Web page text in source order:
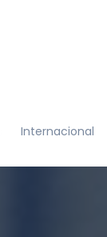
Internacional